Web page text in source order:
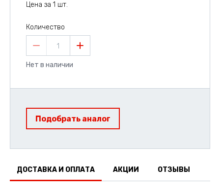
Цена за 1 шт.
Количество
1
Нет в наличии
Подобрать аналог
ДОСТАВКА И ОПЛАТА АКЦИИ ОТЗЫВЫ